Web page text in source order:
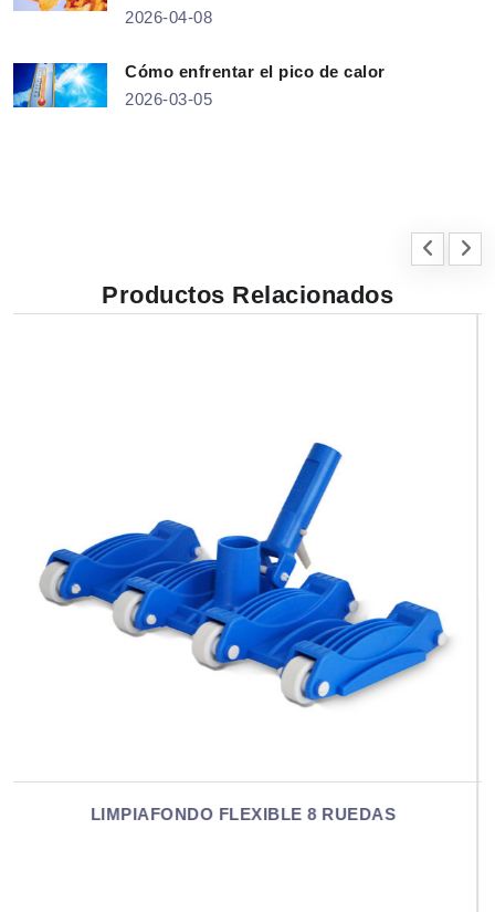
2026-04-08
Cómo enfrentar el pico de calor
2026-03-05
Productos Relacionados
LIMPIAFONDO MEDIALUNA